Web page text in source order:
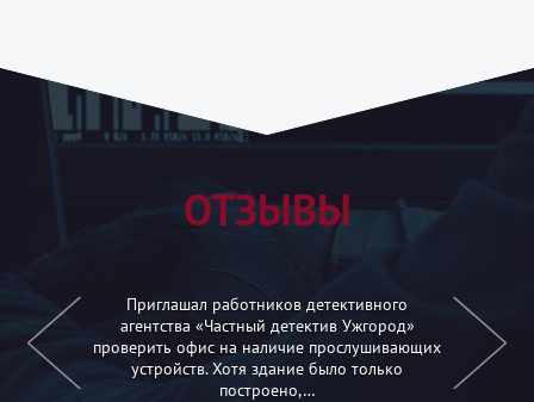
ОТЗЫВЫ
Приглашал работников детективного
агентства «Частный детектив Ужгород»
проверить офис на наличие прослушивающих
устройств. Хотя здание было только
построено,…